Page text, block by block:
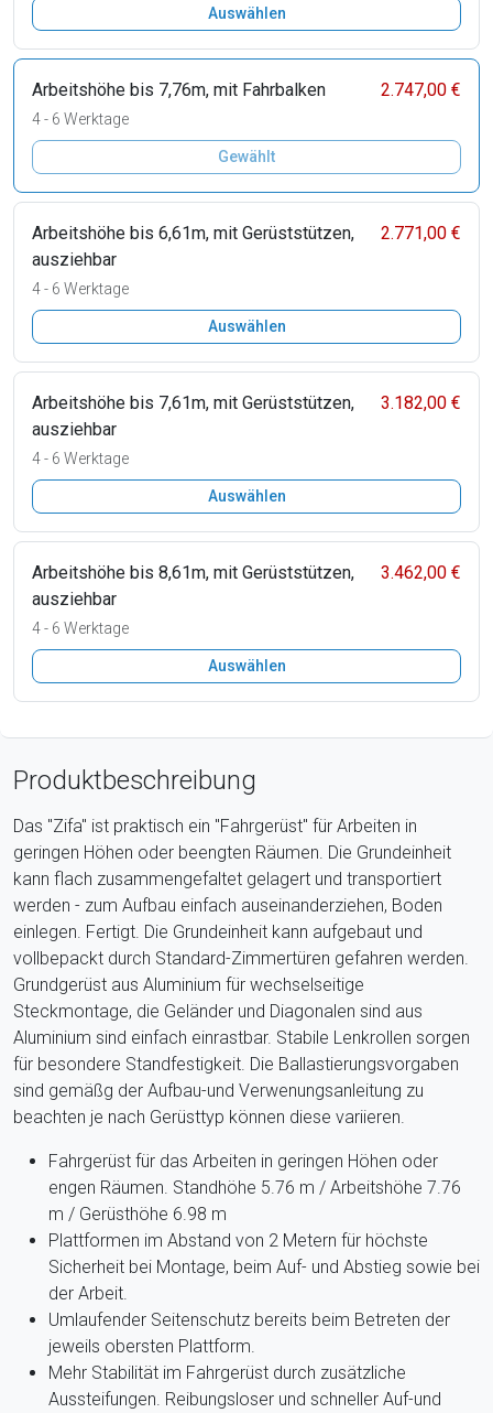
Auswählen
Arbeitshöhe bis 7,76m, mit Fahrbalken 2.747,00 €
4 - 6 Werktage
Gewählt
Arbeitshöhe bis 6,61m, mit Gerüststützen,
ausziehbar
2.771,00 €
4 - 6 Werktage
Auswählen
Arbeitshöhe bis 7,61m, mit Gerüststützen,
ausziehbar
3.182,00 €
4 - 6 Werktage
Auswählen
Arbeitshöhe bis 8,61m, mit Gerüststützen,
ausziehbar
3.462,00 €
4 - 6 Werktage
Auswählen
Produktbeschreibung
Das "Zifa" ist praktisch ein "Fahrgerüst" für Arbeiten in
geringen Höhen oder beengten Räumen. Die Grundeinheit
kann flach zusammengefaltet gelagert und transportiert
werden - zum Aufbau einfach auseinanderziehen, Boden
einlegen. Fertigt. Die Grundeinheit kann aufgebaut und
vollbepackt durch Standard-Zimmertüren gefahren werden.
Grundgerüst aus Aluminium für wechselseitige
Steckmontage, die Geländer und Diagonalen sind aus
Aluminium sind einfach einrastbar. Stabile Lenkrollen sorgen
für besondere Standfestigkeit. Die Ballastierungsvorgaben
sind gemäßg der Aufbau-und Verwenungsanleitung zu
beachten je nach Gerüsttyp können diese variieren.
Fahrgerüst für das Arbeiten in geringen Höhen oder
engen Räumen. Standhöhe 5.76 m / Arbeitshöhe 7.76
m / Gerüsthöhe 6.98 m
Plattformen im Abstand von 2 Metern für höchste
Sicherheit bei Montage, beim Auf- und Abstieg sowie bei
der Arbeit.
Umlaufender Seitenschutz bereits beim Betreten der
jeweils obersten Plattform.
Mehr Stabilität im Fahrgerüst durch zusätzliche
Aussteifungen. Reibungsloser und schneller Auf-und